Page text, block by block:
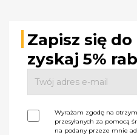
Zapisz się
zyskaj 5%
Wyrażam zgodę na
przesyłanych za pomocą
na podany przeze mnie